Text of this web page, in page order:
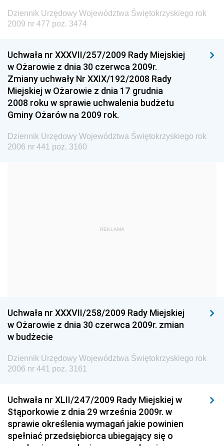
Dziennik Urzędowy Ministra Budownictwa
Dziennik Urzędowy Ministra Nauki i Szkolnictwa
Dziennik Urzędowy Głównego Urzędu Miar
Dziennik Urzędowy Ministra Rolnictwa i Rozwoju Wsi
Dziennik Urzędowy Ministra Edukacji Narodowej i
Sportu
Dziennik Urzędowy Ministra Edukacji i Nauki
Dziennik Urzędowy Ministra Edukacji Narodowej
Dziennik Urzędowy Ministra Gospodarki Morskiej
Dziennik Urzędowy Ministra Kultury i Dziedzictwa
Dziennik Urzędowy Ministra Pracy i Polityki
Społecznej
Dziennik Urzędowy Urzędu Lotnictwa Cywilnego
Dziennik Urzędowy Ministerstwa Hutnictwa i
Przemysłu Maszynowego
Dziennik Urzędowy Ministerstwa Zdrowia i Opieki
Społecznej
Dziennik Urzędowy Województwa Świętokrzyskiego rok
2009 nr 477 poz. 3474
Uchwała nr XXXVII/257/2009 Rady Miejskiej
w Ożarowie z dnia 30 czerwca 2009r.
Zmiany uchwały Nr XXIX/192/2008 Rady
Miejskiej w Ożarowie z dnia 17 grudnia
2008 roku w sprawie uchwalenia budżetu
Gminy Ożarów na 2009 rok.
Dziennik Urzędowy Województwa Świętokrzyskiego rok
2006 nr 441 poz. 3160
REKLAMA
Uchwała nr XXXVII/258/2009 Rady Miejskiej
w Ożarowie z dnia 30 czerwca 2009r. zmian
w budżecie
Dziennik Urzędowy Województwa Świętokrzyskiego rok
2006 nr 441 poz. 3161
Uchwała nr XLII/247/2009 Rady Miejskiej w
Stąporkowie z dnia 29 września 2009r. w
sprawie określenia wymagań jakie powinien
spełniać przedsiębiorca ubiegający się o